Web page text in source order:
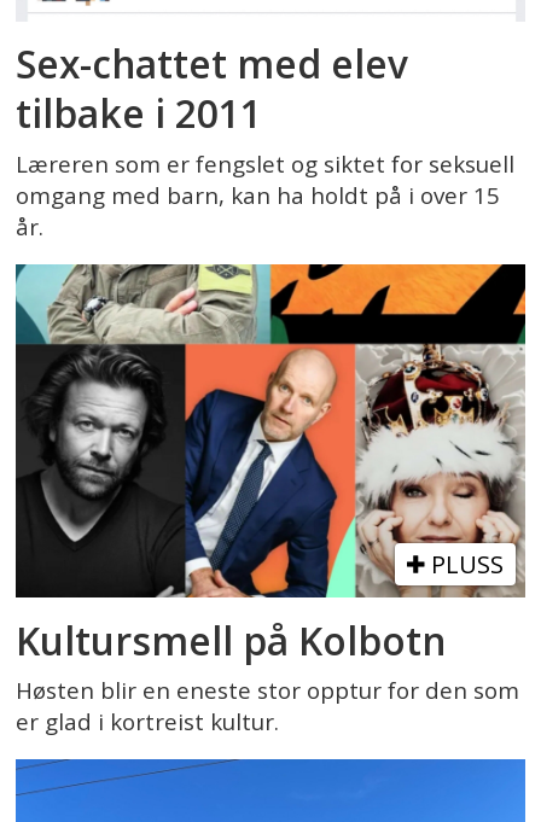
Sex-chattet med elev
tilbake i 2011
Læreren som er fengslet og siktet for seksuell
omgang med barn, kan ha holdt på i over 15
år.
PLUSS
Kultursmell på Kolbotn
Høsten blir en eneste stor opptur for den som
er glad i kortreist kultur.